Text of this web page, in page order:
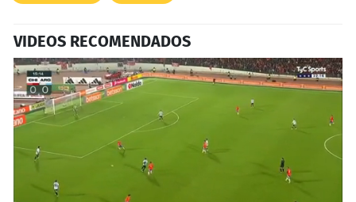
VIDEOS RECOMENDADOS